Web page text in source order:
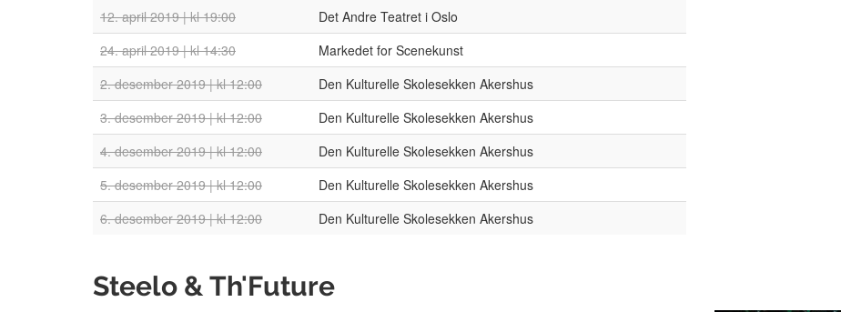
12. april 2019 | kl 19:00
Det Andre Teatret i Oslo
24. april 2019 | kl 14:30
Markedet for Scenekunst
2. desember 2019 | kl 12:00
Den Kulturelle Skolesekken Akershus
3. desember 2019 | kl 12:00
Den Kulturelle Skolesekken Akershus
4. desember 2019 | kl 12:00
Den Kulturelle Skolesekken Akershus
5. desember 2019 | kl 12:00
Den Kulturelle Skolesekken Akershus
6. desember 2019 | kl 12:00
Den Kulturelle Skolesekken Akershus
Steelo & Th'Future